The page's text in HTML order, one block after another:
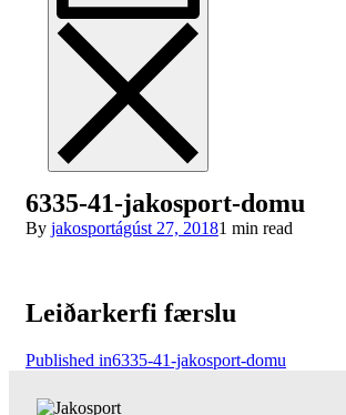
6335-41-jakosport-domu
By jakosportágúst 27, 20181 min read
Leiðarkerfi færslu
Published in6335-41-jakosport-domu